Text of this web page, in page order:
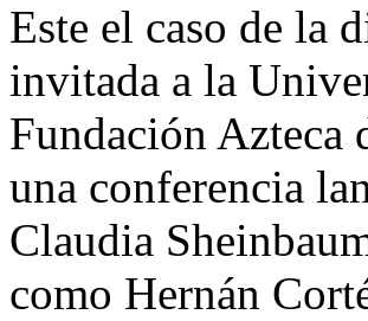
Este el caso de la
invitada a la
Fundación Azteca
una conferencia
Claudia
como Hernán